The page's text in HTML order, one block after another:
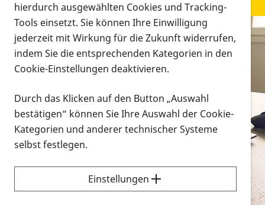
Infomaterial
Infomaterial
Vorlesen
Alle Infomaterialien in verschiedenen
Formaten an einem Ort
Sie möchten wissen, wie Sie nach Infonmaterial
suchen und dieses bestellen bzw. herunterladen
können? Schauen Sie sich dieErklärvideos zum
hierdurch ausgewählten Cookies und Tracking-
Tools einsetzt. Sie können Ihre Einwilligung
jederzeit mit Wirkung für die Zukunft widerrufen,
indem Sie die entsprechenden Kategorien in den
Cookie-Einstellungen deaktivieren.
Durch das Klicken auf den Button „Auswahl
bestätigen“ können Sie Ihre Auswahl der Cookie-
Kategorien und anderer technischer Systeme
selbst festlegen.
Einstellungen